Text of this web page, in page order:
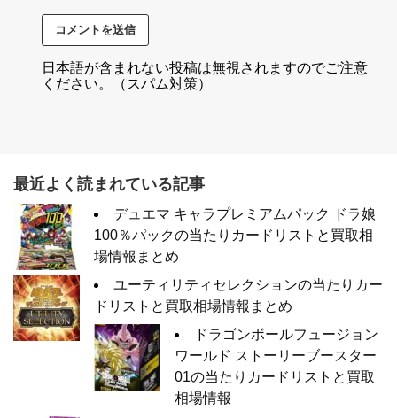
日本語が含まれない投稿は無視されますのでご注意
ください。（スパム対策）
最近よく読まれている記事
デュエマ キャラプレミアムパック ドラ娘
100％パックの当たりカードリストと買取相
場情報まとめ
ユーティリティセレクションの当たりカー
ドリストと買取相場情報まとめ
ドラゴンボールフュージョン
ワールド ストーリーブースター
01の当たりカードリストと買取
相場情報